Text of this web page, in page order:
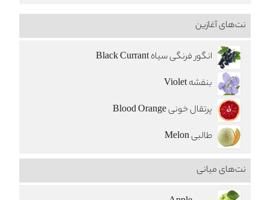
نت‌های آغازین
انگور فرنگی سیاه Black Currant
بنفشه Violet
پرتقال خونی Blood Orange
طالبی Melon
نت‌های میانی